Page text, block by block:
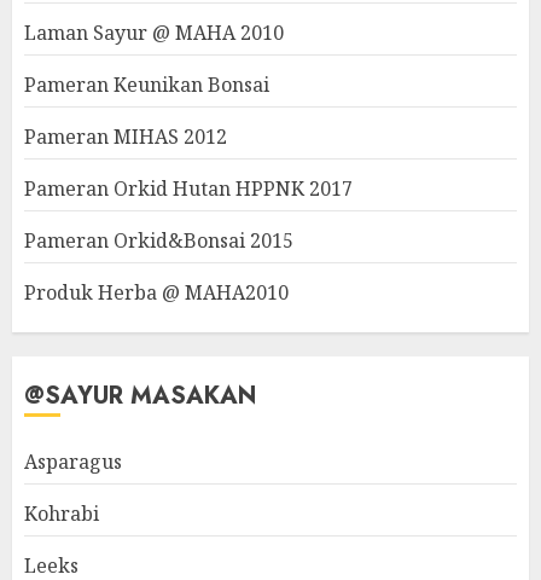
Laman Sayur @ MAHA 2010
Pameran Keunikan Bonsai
Pameran MIHAS 2012
Pameran Orkid Hutan HPPNK 2017
Pameran Orkid&Bonsai 2015
Produk Herba @ MAHA2010
@SAYUR MASAKAN
Asparagus
Kohrabi
Leeks